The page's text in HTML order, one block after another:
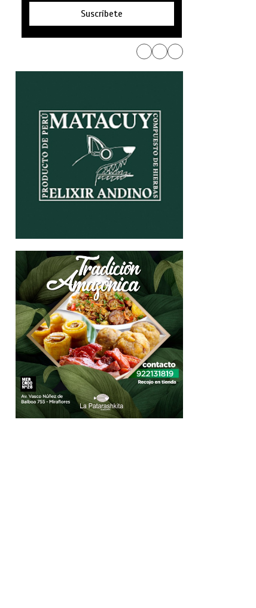
Suscríbete